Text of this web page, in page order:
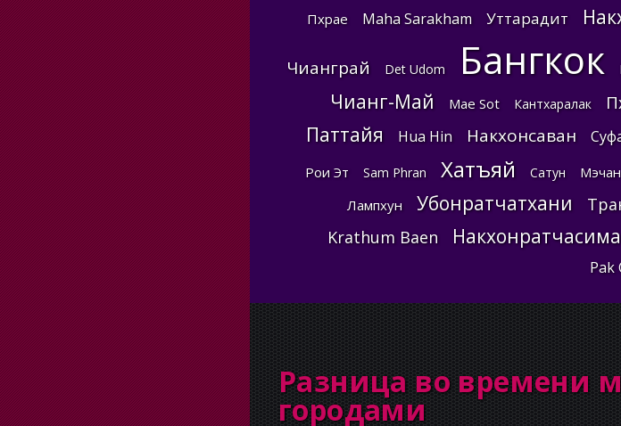
Пхрае Maha Sarakham Уттарадит
Чианграй Det Udom Бангкок
Чианг-Май Mae Sot Кантхаралак
Паттайя Hua Hin Накхонсаван
Рои Эт Sam Phran Хатъяй Сатун Мэчан
Лампхун Убонратчатхани
Krathum Baen Накхонратчасима
Pak
Разница во времени
городами